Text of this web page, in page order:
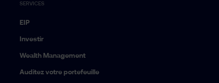
SERVICES
EIP
Investir
Wealth Management
Auditez votre portefeuille